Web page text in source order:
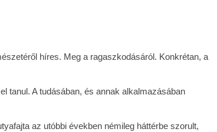
híres. Meg a ragaszkodásáról. Konkrétan, a
tanul. A tudásában, és annak alkalmazásában
az utóbbi években némileg háttérbe szorult,